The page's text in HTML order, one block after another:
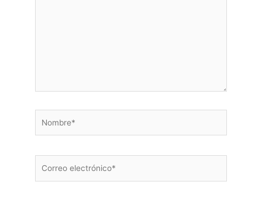
electrónico*